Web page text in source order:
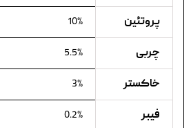
پروتئین 10%
چربی 5.5%
خاکستر 3%
فیبر 0.2%